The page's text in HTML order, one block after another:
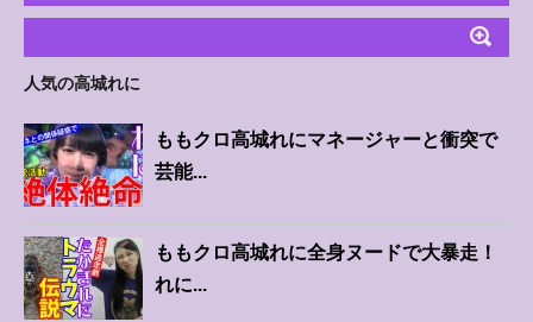
人気の高城れに
ももクロ高城れにマネージャーと衝突で
芸能...
ももクロ高城れに全身ヌードで大暴走！
れに...